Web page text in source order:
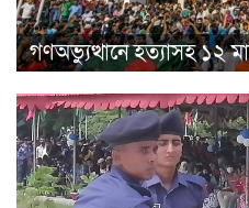
গণঅভ্যুত্থানে হত্যাসহ ১২